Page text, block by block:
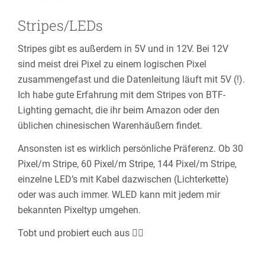
Stripes/LEDs
Stripes gibt es außerdem in 5V und in 12V. Bei 12V
sind meist drei Pixel zu einem logischen Pixel
zusammengefast und die Datenleitung läuft mit 5V (!).
Ich habe gute Erfahrung mit dem Stripes von BTF-
Lighting gemacht, die ihr beim Amazon oder den
üblichen chinesischen Warenhäußern findet.
Ansonsten ist es wirklich persönliche Präferenz. Ob 30
Pixel/m Stripe, 60 Pixel/m Stripe, 144 Pixel/m Stripe,
einzelne LED’s mit Kabel dazwischen (Lichterkette)
oder was auch immer. WLED kann mit jedem mir
bekannten Pixeltyp umgehen.
Tobt und probiert euch aus 👍🏻